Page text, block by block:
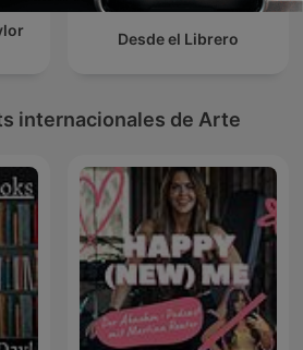
Desde el Librero
internacionales de Arte